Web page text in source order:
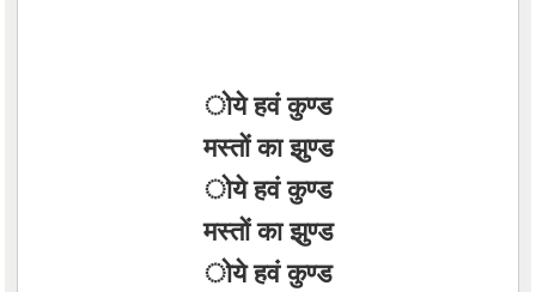
ोये हवं कुण्ड
मस्तों का झुण्ड
ोये हवं कुण्ड
मस्तों का झुण्ड
ोये हवं कुण्ड